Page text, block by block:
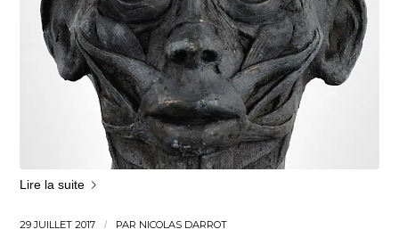
Lire la suite
29 JUILLET 2017 / PAR NICOLAS DARROT